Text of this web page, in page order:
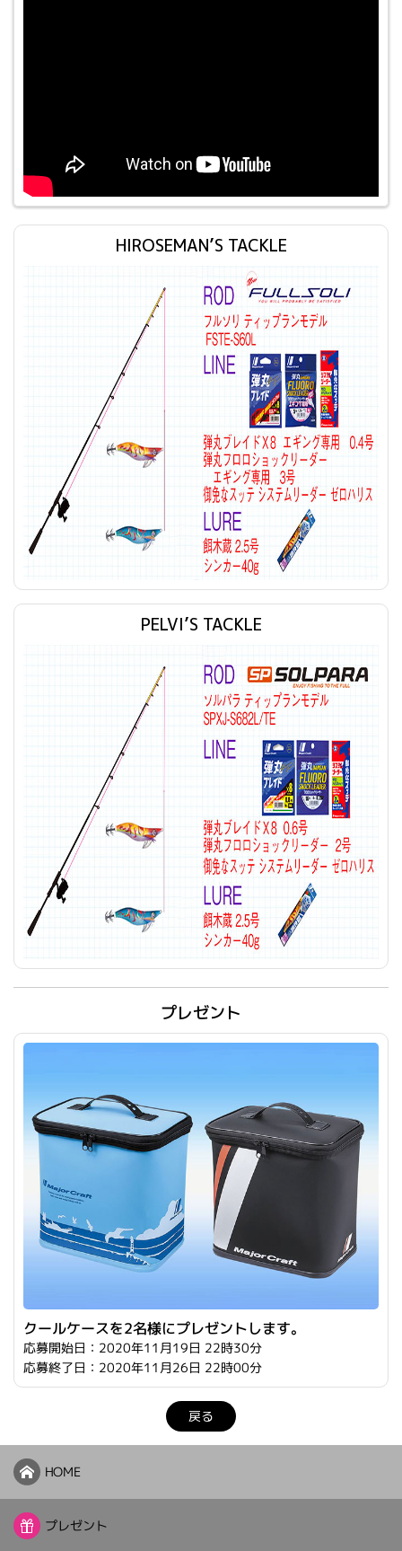
HIROSEMAN’S TACKLE
PELVI’S TACKLE
プレゼント
クールケースを2名様にプレゼントします。
応募開始日：2020年11月19日 22時30分
応募終了日：2020年11月26日 22時00分
戻る
HOME
プレゼント